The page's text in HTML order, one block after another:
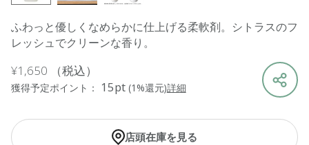
ふわっと優しくなめらかに仕上げる柔軟剤。シトラスのフ
レッシュでクリーンな香り。
¥1,650 （税込）
獲得予定ポイント： 15pt (1%還元)詳細
店頭在庫を見る